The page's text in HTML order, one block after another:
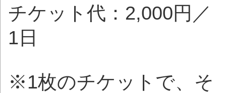
チケット代：2,000円／
1日
※1枚のチケットで、そ